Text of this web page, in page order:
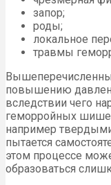
запор;
роды;
локальное
травмы
повышению
вследствии чего
геморройных
например
пытается
этом процессе
образоваться